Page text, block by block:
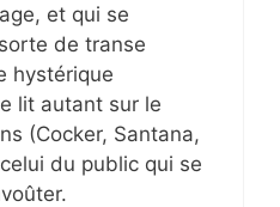
et qui se
de transe
hystérique
lit autant sur le
(Cocker, Santana,
du public qui se